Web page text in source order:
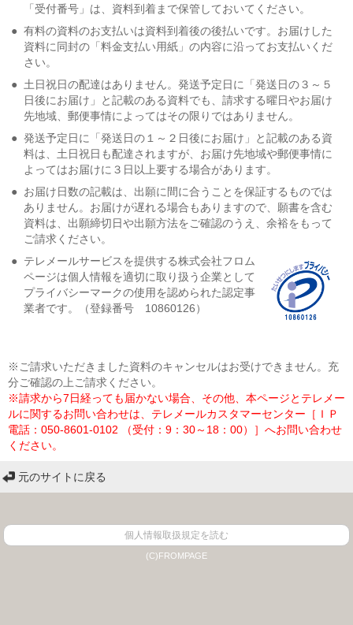
「受付番号」は、資料到着まで保管しておいてください。
● 有料の資料のお支払いは資料到着後の後払いです。お届けした
資料に同封の「料金支払い用紙」の内容に沿ってお支払いくだ
さい。
● 土日祝日の配達はありません。発送予定日に「発送日の３～５
日後にお届け」と記載のある資料でも、請求する曜日やお届け
先地域、郵便事情によってはその限りではありません。
● 発送予定日に「発送日の１～２日後にお届け」と記載のある資
料は、土日祝日も配達されますが、お届け先地域や郵便事情に
よってはお届けに３日以上要する場合があります。
● お届け日数の記載は、出願に間に合うことを保証するものでは
ありません。お届けが遅れる場合もありますので、願書を含む
資料は、出願締切日や出願方法をご確認のうえ、余裕をもって
ご請求ください。
● テレメールサービスを提供する株式会社フロム
ページは個人情報を適切に取り扱う企業として
プライバシーマークの使用を認められた認定事
業者です。（登録番号 10860126）
※ご請求いただきました資料のキャンセルはお受けできません。充
分ご確認の上ご請求ください。
※請求から7日経っても届かない場合、その他、本ページとテレメー
ルに関するお問い合わせは、テレメールカスタマーセンター［ＩＰ
電話：050-8601-0102 （受付：9：30～18：00）］へお問い合わせ
ください。
元のサイトに戻る
個人情報取扱規定を読む
(C)FROMPAGE